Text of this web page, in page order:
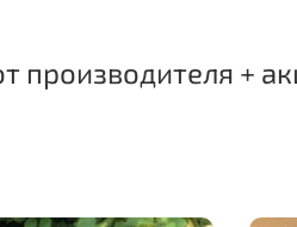
производителя +